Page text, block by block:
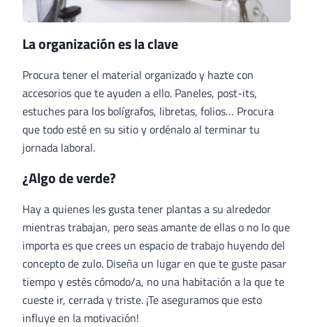
La organización es la clave
Procura tener el material organizado y hazte con
accesorios que te ayuden a ello. Paneles, post-its,
estuches para los bolígrafos, libretas, folios… Procura
que todo esté en su sitio y ordénalo al terminar tu
jornada laboral.
¿Algo de verde?
Hay a quienes les gusta tener plantas a su alrededor
mientras trabajan, pero seas amante de ellas o no lo que
importa es que crees un espacio de trabajo huyendo del
concepto de zulo. Diseña un lugar en que te guste pasar
tiempo y estés cómodo/a, no una habitación a la que te
cueste ir, cerrada y triste. ¡Te aseguramos que esto
influye en la motivación!